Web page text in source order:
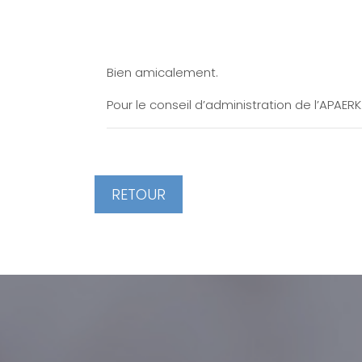
Bien amicalement.
Pour le conseil d’administration de
RETOUR